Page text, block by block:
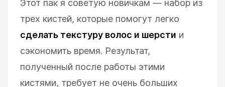
Этот пак я советую новичкам — набор из
трех кистей, которые помогут легко
сделать текстуру волос и шерсти и
сэкономить время. Результат,
полученный после работы этими
кистями, требует не очень больших